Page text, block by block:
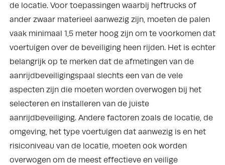
de locatie. Voor toepassingen waarbij heftrucks of
ander zwaar materieel aanwezig zijn, moeten de palen
vaak minimaal 1,5 meter hoog zijn om te voorkomen dat
voertuigen over de beveiliging heen rijden. Het is echter
belangrijk op te merken dat de afmetingen van de
aanrijdbeveiligingspaal slechts een van de vele
aspecten zijn die moeten worden overwogen bij het
selecteren en installeren van de juiste
aanrijdbeveiliging. Andere factoren zoals de locatie, de
omgeving, het type voertuigen dat aanwezig is en het
risiconiveau van de locatie, moeten ook worden
overwogen om de meest effectieve en veilige